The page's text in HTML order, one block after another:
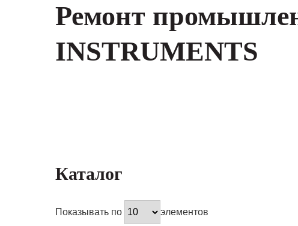
Ремонт
INSTRUMENTS
Каталог
Показывать по элементов